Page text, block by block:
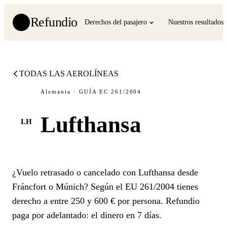
Refundio Derechos del pasajero Nuestros resultados
TODAS LAS AEROLÍNEAS
LH
Alemania · GUÍA EC 261/2004
Lufthansa
¿Vuelo retrasado o cancelado con Lufthansa desde
Fráncfort o Múnich? Según el EU 261/2004 tienes
derecho a entre 250 y 600 € por persona. Refundio
paga por adelantado: el dinero en 7 días.